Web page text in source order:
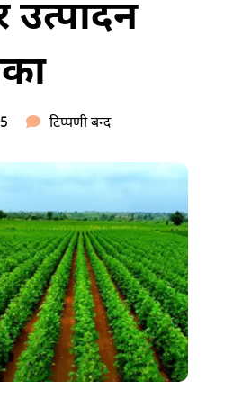
उत्पादन
टिप्पणी बन्दकपास
खेती
करें?
1
एकड़
में
बम्पर
उत्पादन
का